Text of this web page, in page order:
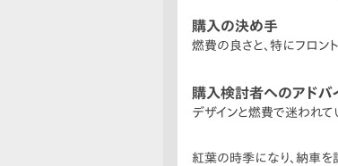
購入の決め手
燃費の良さと、特にフロン
購入検討者へのアドバ
デザインと燃費で迷われて
紅葉の時季になり、納車を